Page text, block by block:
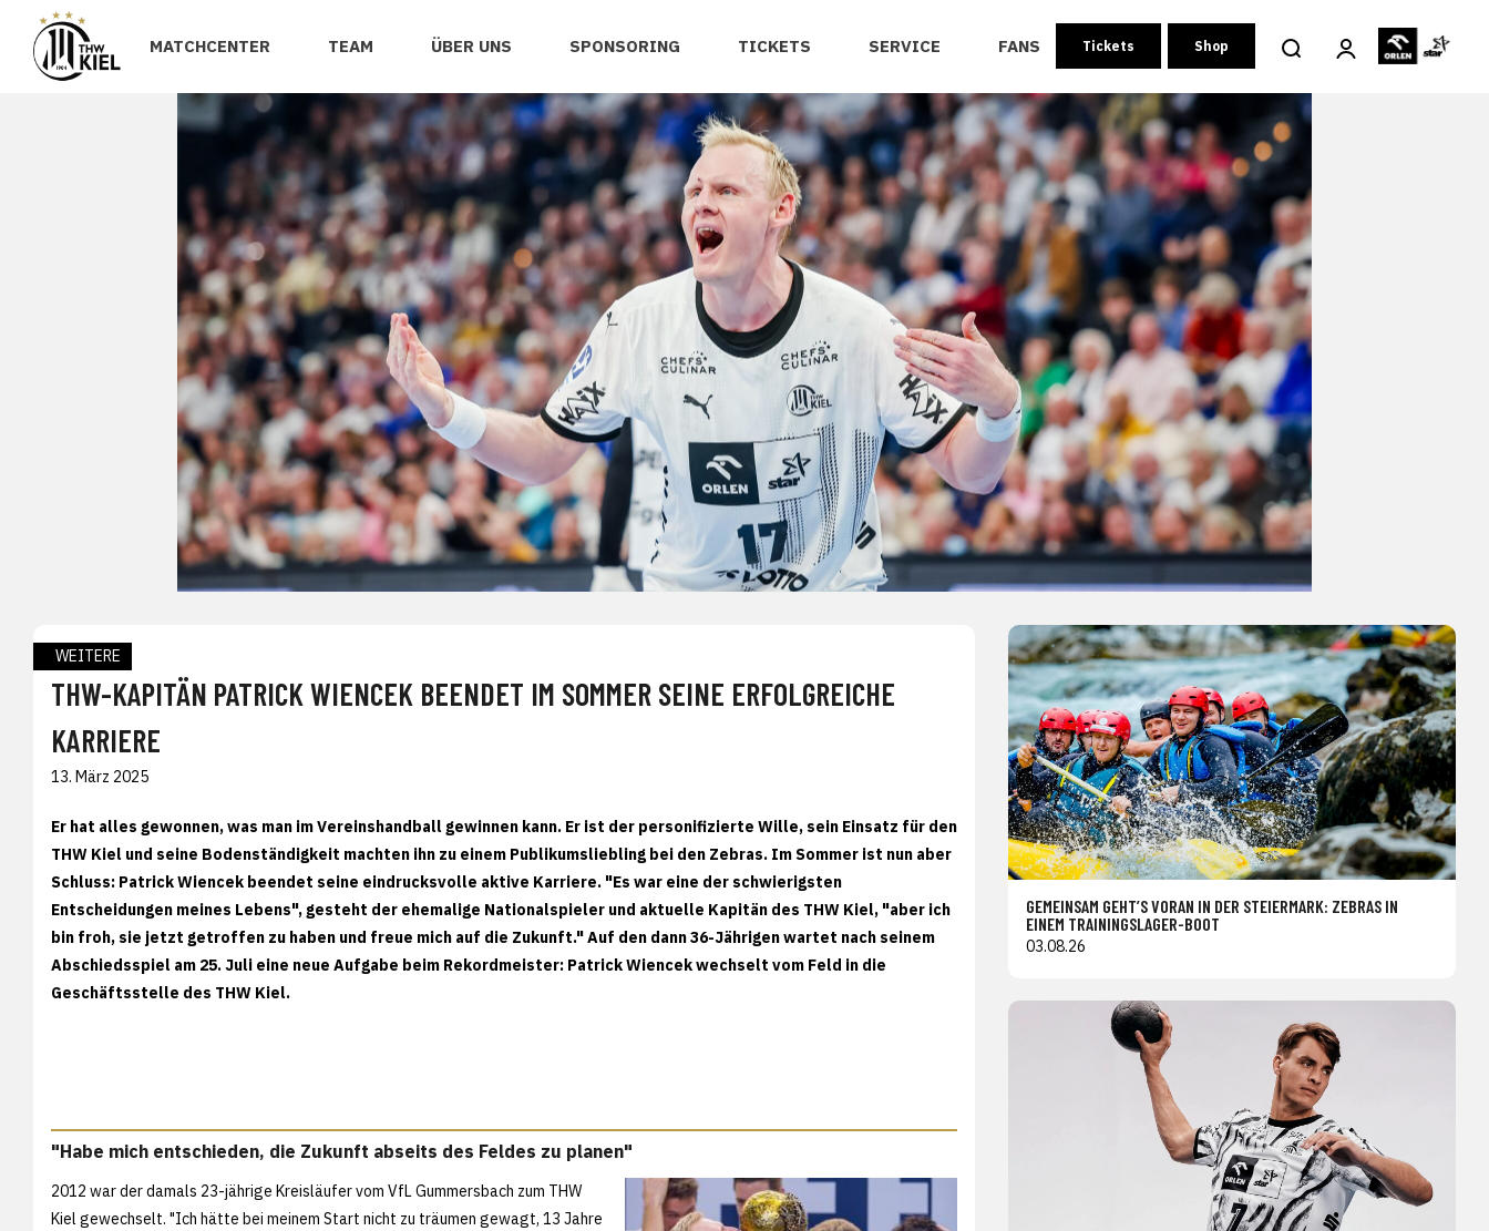
MATCHCENTER TEAM ÜBER UNS SPONSORING TICKETS SERVICE FANS Tickets Shop
WEITERE
THW-KAPITÄN PATRICK WIENCEK BEENDET IM SOMMER SEINE ERFOLGREICHE
KARRIERE
13. März 2025
Er hat alles gewonnen, was man im Vereinshandball gewinnen kann. Er ist der personifizierte Wille, sein Einsatz für den
THW Kiel und seine Bodenständigkeit machten ihn zu einem Publikumsliebling bei den Zebras. Im Sommer ist nun aber
Schluss: Patrick Wiencek beendet seine eindrucksvolle aktive Karriere. "Es war eine der schwierigsten
Entscheidungen meines Lebens", gesteht der ehemalige Nationalspieler und aktuelle Kapitän des THW Kiel, "aber ich
bin froh, sie jetzt getroffen zu haben und freue mich auf die Zukunft." Auf den dann 36-Jährigen wartet nach seinem
Abschiedsspiel am 25. Juli eine neue Aufgabe beim Rekordmeister: Patrick Wiencek wechselt vom Feld in die
Geschäftsstelle des THW Kiel.
"Habe mich entschieden, die Zukunft abseits des Feldes zu planen"
2012 war der damals 23-jährige Kreisläufer vom VfL Gummersbach zum THW
Kiel gewechselt. "Ich hätte bei meinem Start nicht zu träumen gewagt, 13 Jahre
GEMEINSAM GEHT’S VORAN IN DER STEIERMARK: ZEBRAS IN
EINEM TRAININGSLAGER-BOOT
03.08.26